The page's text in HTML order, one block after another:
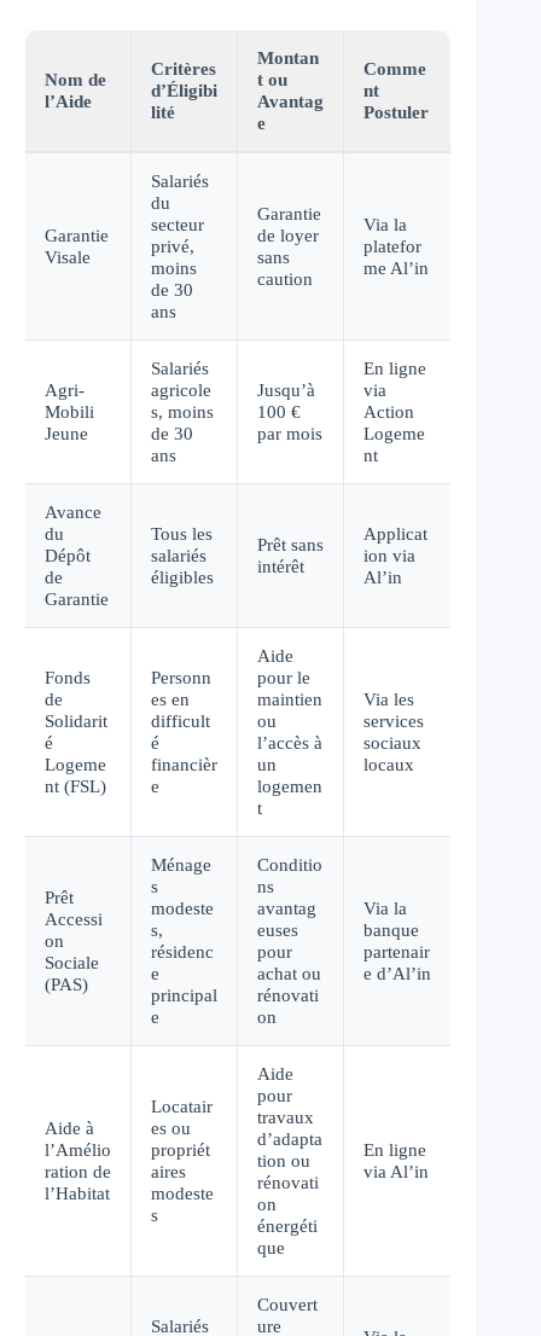
Nom de
l’Aide
Critères
d’Éligibi
lité
Montan
t ou
Avantag
e
Comme
nt
Postuler
Garantie
Visale
Salariés
du
secteur
privé,
moins
de 30
ans
Garantie
de loyer
sans
caution
Via la
platefor
me Al’in
Agri-
Mobili
Jeune
Salariés
agricole
s, moins
de 30
ans
Jusqu’à
100 €
par mois
En ligne
via
Action
Logeme
nt
Avance
du
Dépôt
de
Garantie
Tous les
salariés
éligibles
Prêt sans
intérêt
Applicat
ion via
Al’in
Fonds
de
Solidarit
é
Logeme
nt (FSL)
Personn
es en
difficult
é
financièr
e
Aide
pour le
maintien
ou
l’accès à
un
logemen
t
Via les
services
sociaux
locaux
Prêt
Accessi
on
Sociale
(PAS)
Ménage
s
modeste
s,
résidenc
e
principal
e
Conditio
ns
avantag
euses
pour
achat ou
rénovati
on
Via la
banque
partenair
e d’Al’in
Aide à
l’Amélio
ration de
l’Habitat
Locatair
es ou
propriét
aires
modeste
s
Aide
pour
travaux
d’adapta
tion ou
rénovati
on
énergéti
que
En ligne
via Al’in
Salariés
Couvert
ure